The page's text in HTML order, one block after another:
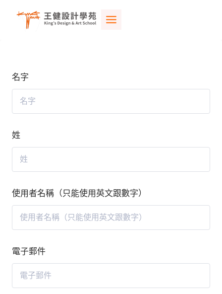
名字
姓
使用者名稱（只能使用英文跟數字）
電子郵件